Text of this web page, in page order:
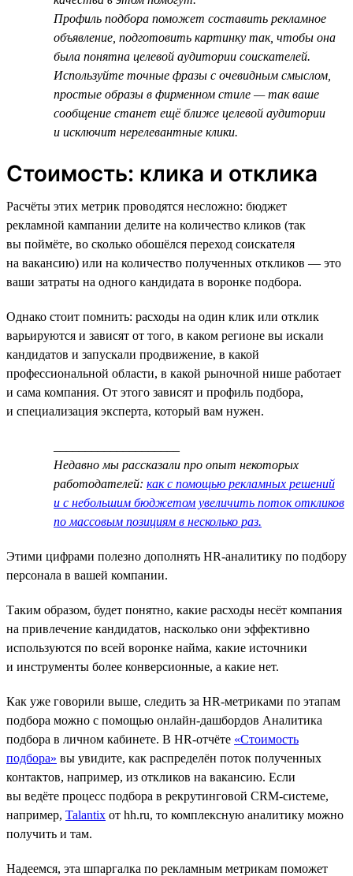
Профиль подбора поможет составить рекламное
объявление, подготовить картинку так, чтобы она
была понятна целевой аудитории соискателей.
Используйте точные фразы с очевидным смыслом,
простые образы в фирменном стиле — так ваше
сообщение станет ещё ближе целевой аудитории
и исключит нерелевантные клики.
Стоимость: клика и отклика
Расчёты этих метрик проводятся несложно: бюджет
рекламной кампании делите на количество кликов (так
вы поймёте, во сколько обошёлся переход соискателя
на вакансию) или на количество полученных откликов — это
ваши затраты на одного кандидата в воронке подбора.
Однако стоит помнить: расходы на один клик или отклик
варьируются и зависят от того, в каком регионе вы искали
кандидатов и запускали продвижение, в какой
профессиональной области, в какой рыночной нише работает
и сама компания. От этого зависят и профиль подбора,
и специализация эксперта, который вам нужен.
Недавно мы рассказали про опыт некоторых
работодателей: как с помощью рекламных решений
и с небольшим бюджетом увеличить поток откликов
по массовым позициям в несколько раз.
Этими цифрами полезно дополнять HR-аналитику по подбору
персонала в вашей компании.
Таким образом, будет понятно, какие расходы несёт компания
на привлечение кандидатов, насколько они эффективно
используются по всей воронке найма, какие источники
и инструменты более конверсионные, а какие нет.
Как уже говорили выше, следить за HR-метриками по этапам
подбора можно с помощью онлайн-дашбордов Аналитика
подбора в личном кабинете. В HR-отчёте «Стоимость
подбора» вы увидите, как распределён поток полученных
контактов, например, из откликов на вакансию. Если
вы ведёте процесс подбора в рекрутинговой CRM-системе,
например, Talantix от hh.ru, то комплексную аналитику можно
получить и там.
Надеемся, эта шпаргалка по рекламным метрикам поможет